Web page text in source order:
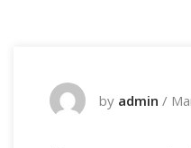
by admin /